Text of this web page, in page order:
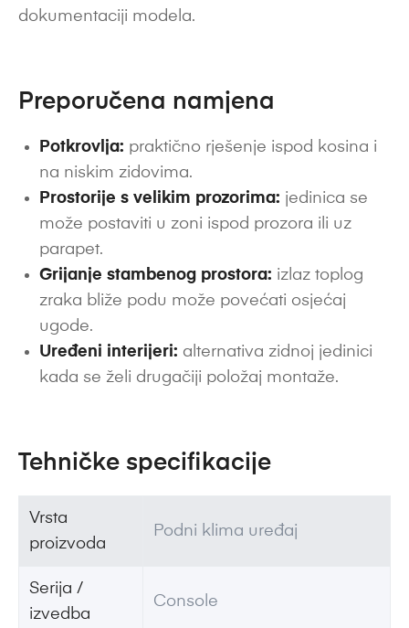
dokumentaciji modela.
Preporučena namjena
Potkrovlja: praktično rješenje ispod kosina i
na niskim zidovima.
Prostorije s velikim prozorima: jedinica se
može postaviti u zoni ispod prozora ili uz
parapet.
Grijanje stambenog prostora: izlaz toplog
zraka bliže podu može povećati osjećaj
ugode.
Uređeni interijeri: alternativa zidnoj jedinici
kada se želi drugačiji položaj montaže.
Tehničke specifikacije
Vrsta
proizvoda
Podni klima uređaj
Serija /
izvedba
Console